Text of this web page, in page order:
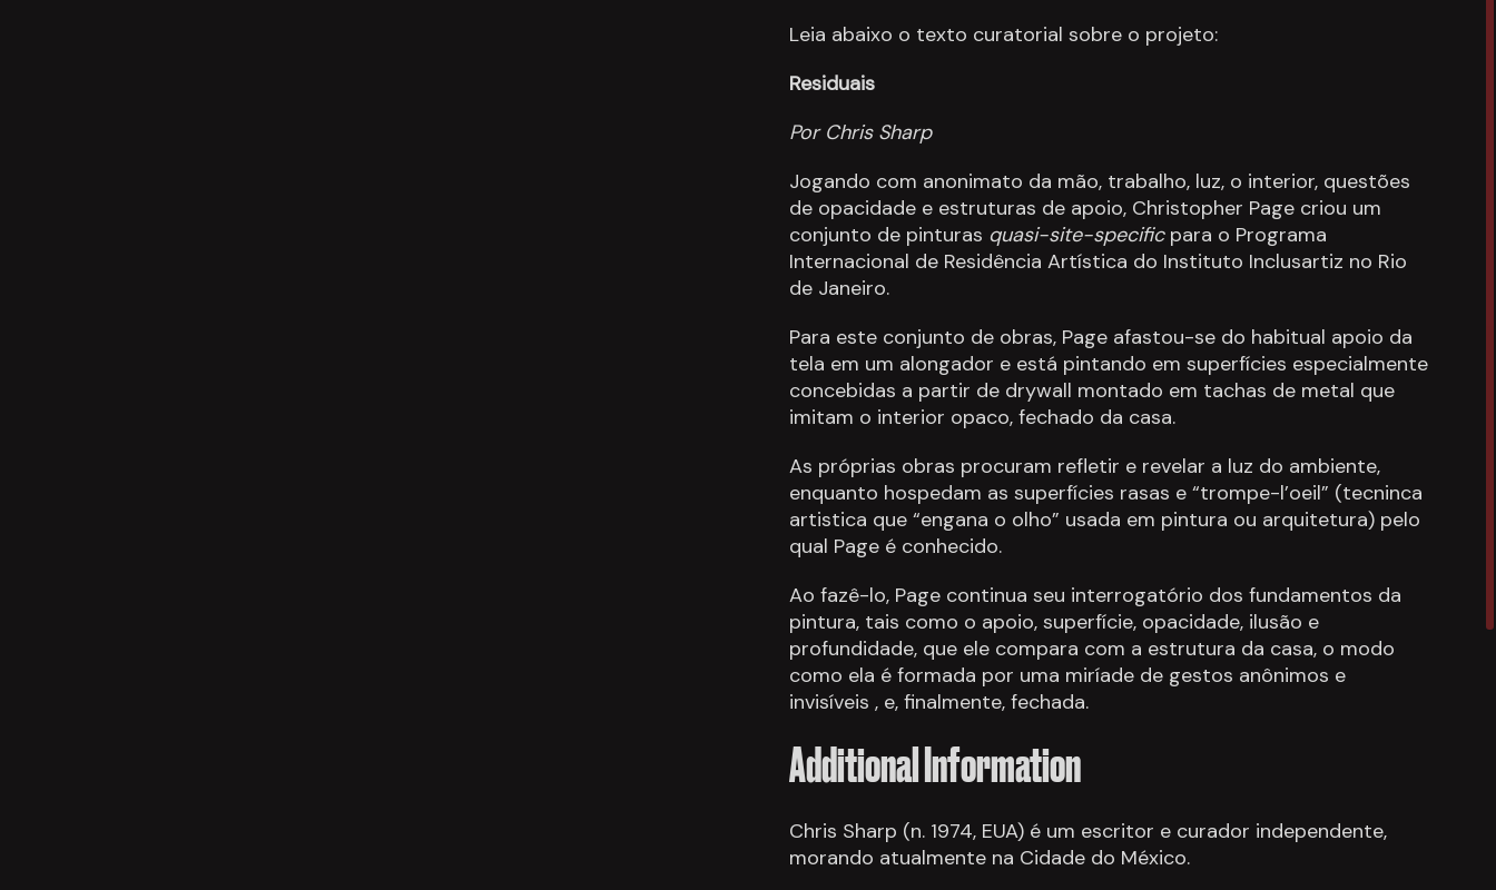
Leia abaixo o texto curatorial sobre o projeto:
Residuais
Por Chris Sharp
Jogando com anonimato da mão, trabalho, luz, o interior, questões
de opacidade e estruturas de apoio, Christopher Page criou um
conjunto de pinturas quasi-site-specificpara o Programa
Internacional de Residência Artística do Instituto Inclusartiz no Rio
de Janeiro.
Para este conjunto de obras, Page afastou-se do habitual apoio da
tela em um alongador e está pintando em superfícies especialmente
concebidas a partir de drywall montado em tachas de metal que
imitam o interior opaco, fechado da casa.
As próprias obras procuram refletir e revelar a luz do ambiente,
enquanto hospedam as superfícies rasas e “trompe-l’oeil” (tecninca
artistica que “engana o olho” usada em pintura ou arquitetura) pelo
qual Page é conhecido.
Ao fazê-lo, Page continua seu interrogatório dos fundamentos da
pintura, tais como o apoio, superfície, opacidade, ilusão e
profundidade, que ele compara com a estrutura da casa, o modo
como ela é formada por uma miríade de gestos anônimos e
invisíveis , e, finalmente, fechada.
Additional Information
Chris Sharp (n. 1974, EUA) é um escritor e curador independente,
morando atualmente na Cidade do México.